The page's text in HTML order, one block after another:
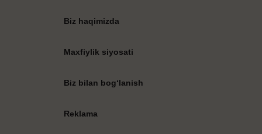
Biz haqimizda
Maxfiylik siyosati
Biz bilan bog‘lanish
Reklama